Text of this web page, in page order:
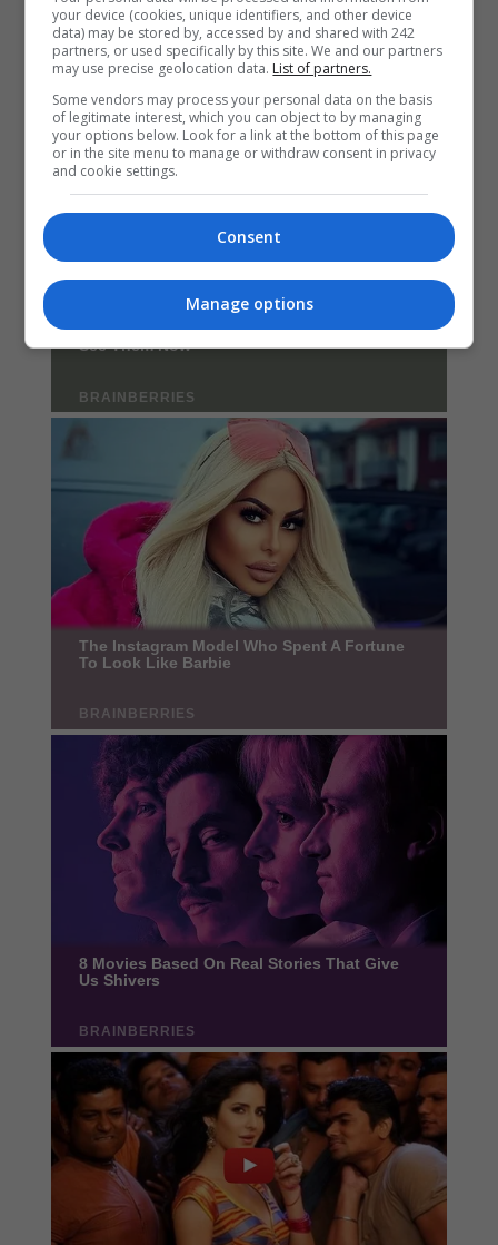
your device (cookies, unique identifiers, and other device
data) may be stored by, accessed by and shared with 242
partners, or used specifically by this site. We and our partners
may use precise geolocation data. List of partners.
Some vendors may process your personal data on the basis
of legitimate interest, which you can object to by managing
your options below. Look for a link at the bottom of this page
or in the site menu to manage or withdraw consent in privacy
and cookie settings.
Consent
Manage options